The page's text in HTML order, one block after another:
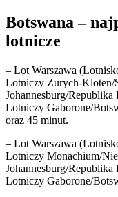
Botswana –
lotnicze
– Lot Warszawa
Lotniczy Zurych-Kloten/
Johannesburg/
Lotniczy Gaborone/
oraz 45 minut.
– Lot Warszawa
Lotniczy Monachium/
Johannesburg/
Lotniczy Gaborone/